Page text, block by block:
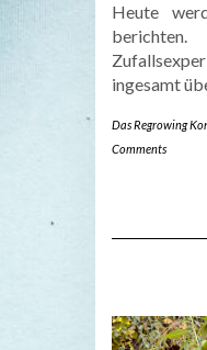
Heute
ingesamt
Das Regrowing
Comments